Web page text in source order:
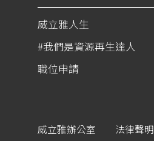
威立雅人生
#我們是資源再生達人
職位申請
威立雅辦公室 法律聲明